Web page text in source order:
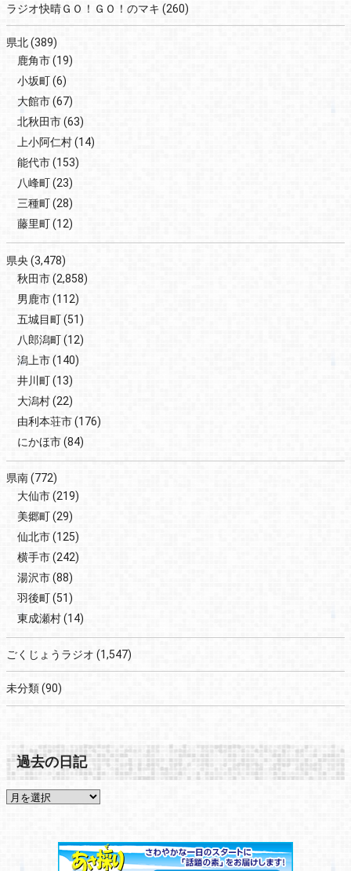
ラジオ快晴ＧＯ！ＧＯ！のマキ (260)
県北(389)
鹿角市(19)
小坂町(6)
大館市(67)
北秋田市(63)
上小阿仁村(14)
能代市(153)
八峰町(23)
三種町(28)
藤里町(12)
県央 (3,478)
秋田市(2,858)
男鹿市(112)
五城目町(51)
八郎潟町(12)
潟上市(140)
井川町(13)
大潟村(22)
由利本荘市(176)
にかほ市(84)
県南(772)
大仙市(219)
美郷町(29)
仙北市(125)
横手市(242)
湯沢市(88)
羽後町(51)
東成瀬村(14)
ごくじょうラジオ (1,547)
未分類(90)
過去の日記